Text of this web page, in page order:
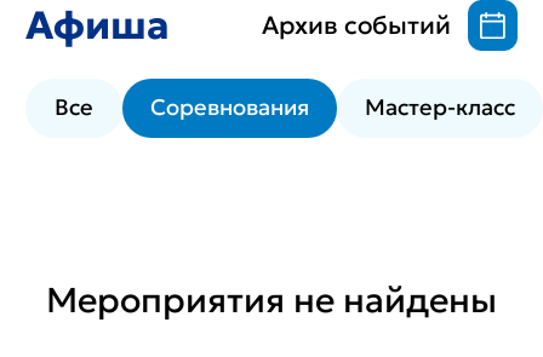
Афиша Архив событий
Все Соревнования Мастер-класс
Мероприятия не найдены